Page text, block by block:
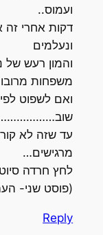
ועמוס..
דקות אחרי זה
ונעלמים
והמון רעש של
משפחות
ואם לשפוט
עד שזה לא
מרגישים…
לחץ חרדה
(פוסט שני-
Reply